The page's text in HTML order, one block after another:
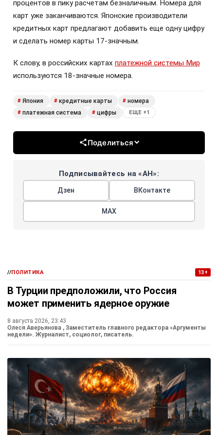
процентов в пику расчетам безналичным. Номера для
карт уже заканчиваются. Японские производители
кредитных карт предлагают добавить еще одну цифру
и сделать номер карты 17-значным.
К слову, в российских картах платежной системы Мир
используются 18-значные номера.
# Япония # кредитные карты # номера
# платежная система # цифры ЕЩЕ +1
Поделиться
Подписывайтесь на «АН»:
Дзен ВКонтакте
МАХ
//ПОЛИТИКА 13+
В Турции предположили, что Россия
может применить ядерное оружие
8 августа 2026, 23:43
Олеся Аверьянова , Заместитель главного редактора «Аргументы
недели». Журналист, социолог, писатель.